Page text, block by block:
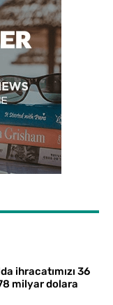
ihracatımızı 36
milyar dolara